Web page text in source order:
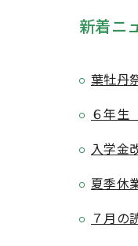
新着ニ
葉牡丹
６年生
入学金
夏季休
７月の